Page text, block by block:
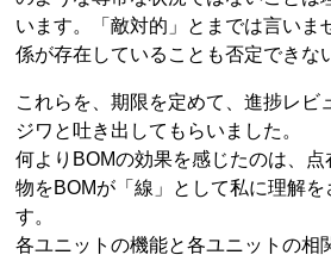
います。「敵対的」とまでは言いま
係が存在していることも否定できな
これらを、期限を定めて、進捗レビ
ジワと吐き出してもらいました。
何よりBOMの効果を感じたのは、
物をBOMが「線」として私に理解
す。
各ユニットの機能と各ユニットの相